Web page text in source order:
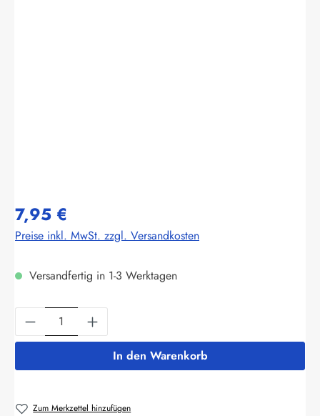
7,95 €
Preise inkl. MwSt. zzgl. Versandkosten
Versandfertig in 1-3 Werktagen
Produkt Anzahl: Gib den gewünschten
In den Warenkorb
Zum Merkzettel hinzufügen